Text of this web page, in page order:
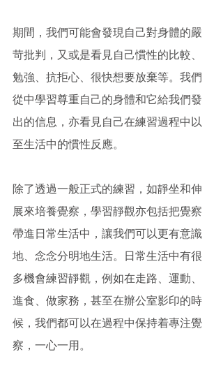
期間，我們可能會發現自己對身體的嚴
苛批判，又或是看見自己慣性的比較、
勉強、抗拒心、很快想要放棄等。我們
從中學習尊重自己的身體和它給我們發
出的信息，亦看見自己在練習過程中以
至生活中的慣性反應。
除了透過一般正式的練習，如靜坐和伸
展來培養覺察，學習靜觀亦包括把覺察
帶進日常生活中，讓我們可以更有意識
地、念念分明地生活。日常生活中有很
多機會練習靜觀，例如在走路、運動、
進食、做家務，甚至在辦公室影印的時
候，我們都可以在過程中保持着專注覺
察，一心一用。